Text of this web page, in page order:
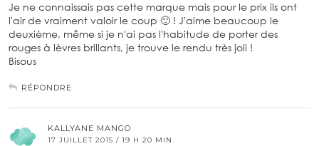
Je ne connaissais pas cette marque mais pour le prix ils ont
l'air de vraiment valoir le coup 🙂 ! J'aime beaucoup le
deuxième, même si je n'ai pas l'habitude de porter des
rouges à lèvres brillants, je trouve le rendu très joli !
Bisous
RÉPONDRE
KALLYANE MANGO
17 JUILLET 2015 / 19 H 20 MIN